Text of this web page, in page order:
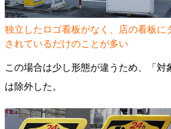
独立したロゴ看板がなく、店の看板に
されているだけのことが多い
この場合は少し形態が違うため、「対
は除外した。